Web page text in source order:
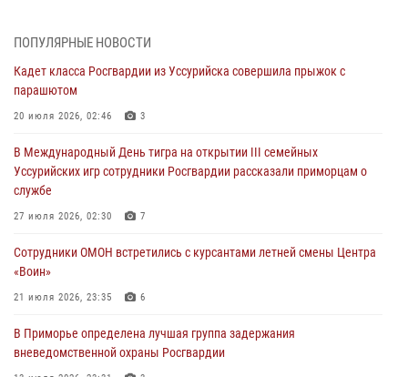
В День Крещения Руси в Князь-Владимирском храме – Главном
ходом
28 июля 2026, 10:29
посвященном Дню Крещения Руси
28 июля 2026, 05:39 3
В Международный День тигра на открытии III семейных
службе
разрешительной работы Росгвардии напомнили гражданам, как
сдать оружие за вознаграждение
ПОПУЛЯРНЫЕ НОВОСТИ
Кадет класса Росгвардии из Уссурийска совершила прыжок с
парашютом
20 июля 2026, 02:46 3
В Международный День тигра на открытии III семейных
Уссурийских игр сотрудники Росгвардии рассказали приморцам о
службе
27 июля 2026, 02:30 7
Сотрудники ОМОН встретились с курсантами летней смены Центра
«Воин»
21 июля 2026, 23:35 6
В Приморье определена лучшая группа задержания
вневедомственной охраны Росгвардии